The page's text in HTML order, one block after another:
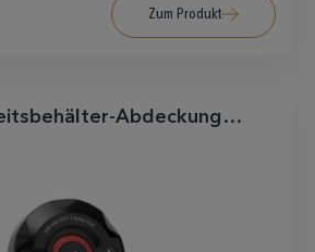
Zum Produkt
Abdeckung